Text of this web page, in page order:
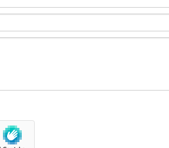
são diferentes e podem incluir
pequenos xampu, loção corporal, nossa